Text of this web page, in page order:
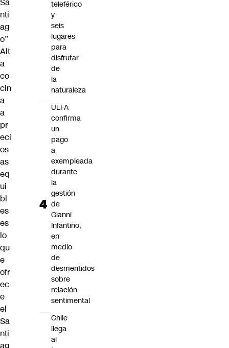
nti
ag
o”
Alt
a
co
cin
a
a
pr
eci
os
as
eq
ui
bl
es
es
lo
qu
e
ofr
ec
e
el
Sa
nti
ag
teleférico
y
seis
lugares
para
disfrutar
de
la
naturaleza
UEFA
confirma
un
pago
a
exempleada
durante
la
gestión
de
Gianni
Infantino,
en
medio
de
desmentidos
sobre
relación
sentimental
Chile
llega
al